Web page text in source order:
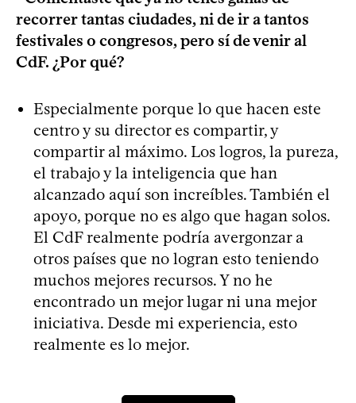
recorrer tantas ciudades, ni de ir a tantos
festivales o congresos, pero sí de venir al
CdF. ¿Por qué?
Especialmente porque lo que hacen este
centro y su director es compartir, y
compartir al máximo. Los logros, la pureza,
el trabajo y la inteligencia que han
alcanzado aquí son increíbles. También el
apoyo, porque no es algo que hagan solos.
El CdF realmente podría avergonzar a
otros países que no logran esto teniendo
muchos mejores recursos. Y no he
encontrado un mejor lugar ni una mejor
iniciativa. Desde mi experiencia, esto
realmente es lo mejor.